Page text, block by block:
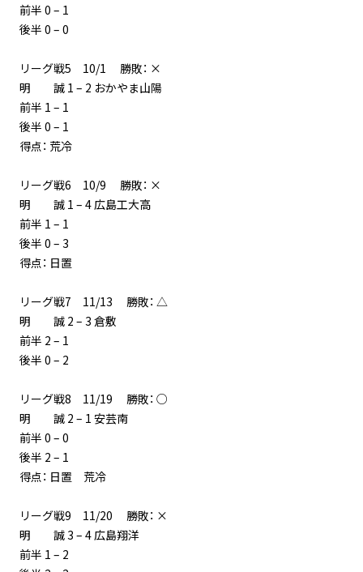
前半 0 – 1
後半 0 – 0
リーグ戦5 10/1 勝敗： ×
明 誠 1 – 2 おかやま山陽
前半 1 – 1
後半 0 – 1
得点： 荒冷
リーグ戦6 10/9 勝敗： ×
明 誠 1 – 4 広島工大高
前半 1 – 1
後半 0 – 3
得点： 日置
リーグ戦7 11/13 勝敗： △
明 誠 2 – 3 倉敷
前半 2 – 1
後半 0 – 2
リーグ戦8 11/19 勝敗： ○
明 誠 2 – 1 安芸南
前半 0 – 0
後半 2 – 1
得点： 日置 荒冷
リーグ戦9 11/20 勝敗： ×
明 誠 3 – 4 広島翔洋
前半 1 – 2